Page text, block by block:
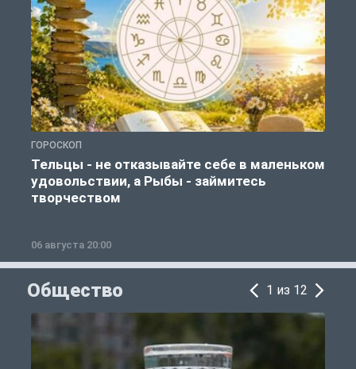
ГОРОСКОП
Тельцы - не отказывайте себе в маленьком
удовольствии, а Рыбы - займитесь
творчеством
06 августа 20:00
Общество 1 из 12